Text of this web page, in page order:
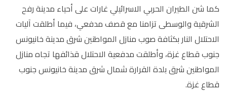
كما شن الطيران الحربي الاسرائيلي غارات على أحياء مدينة رفح
الشرقية والوسطى تزامنا مع قصف مدفعي، فيما أطلقت آليات
الاحتلال النار بكثافة صوب منازل المواطنين شرق مدينة خانيونس
جنوب قطاع غزة، وأطلقت مدفعية الاحتلال قذائفها تجاه منازل
المواطنين شرق بلدة القرارة شمال شرق مدينة خانيونس جنوب
قطاع غزة.